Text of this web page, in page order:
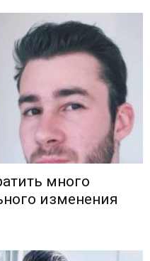
много
изменения